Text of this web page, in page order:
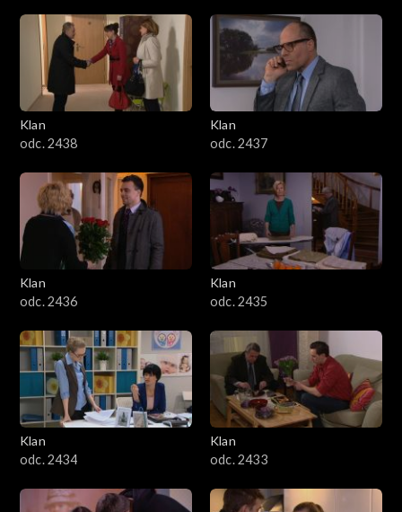
Klan
odc. 2438
Klan
odc. 2437
Klan
odc. 2436
Klan
odc. 2435
Klan
odc. 2434
Klan
odc. 2433